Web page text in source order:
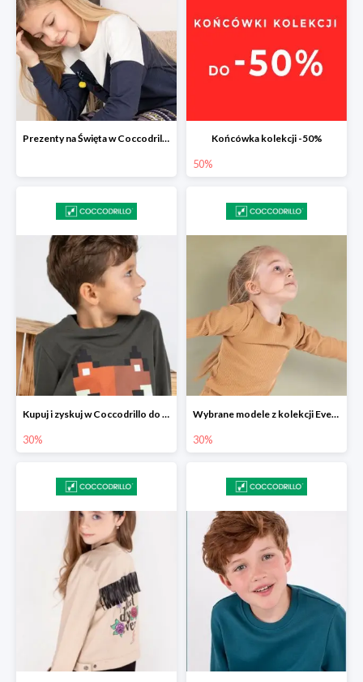
Prezenty na Święta w Coccodrillo drugi produkt -40% Końcówka kolekcji -50%
50%
Kupuj i zyskuj w Coccodrillo do -30%
30%
Wybrane modele z kolekcji Everyday w Coccodrillo -30%
30%